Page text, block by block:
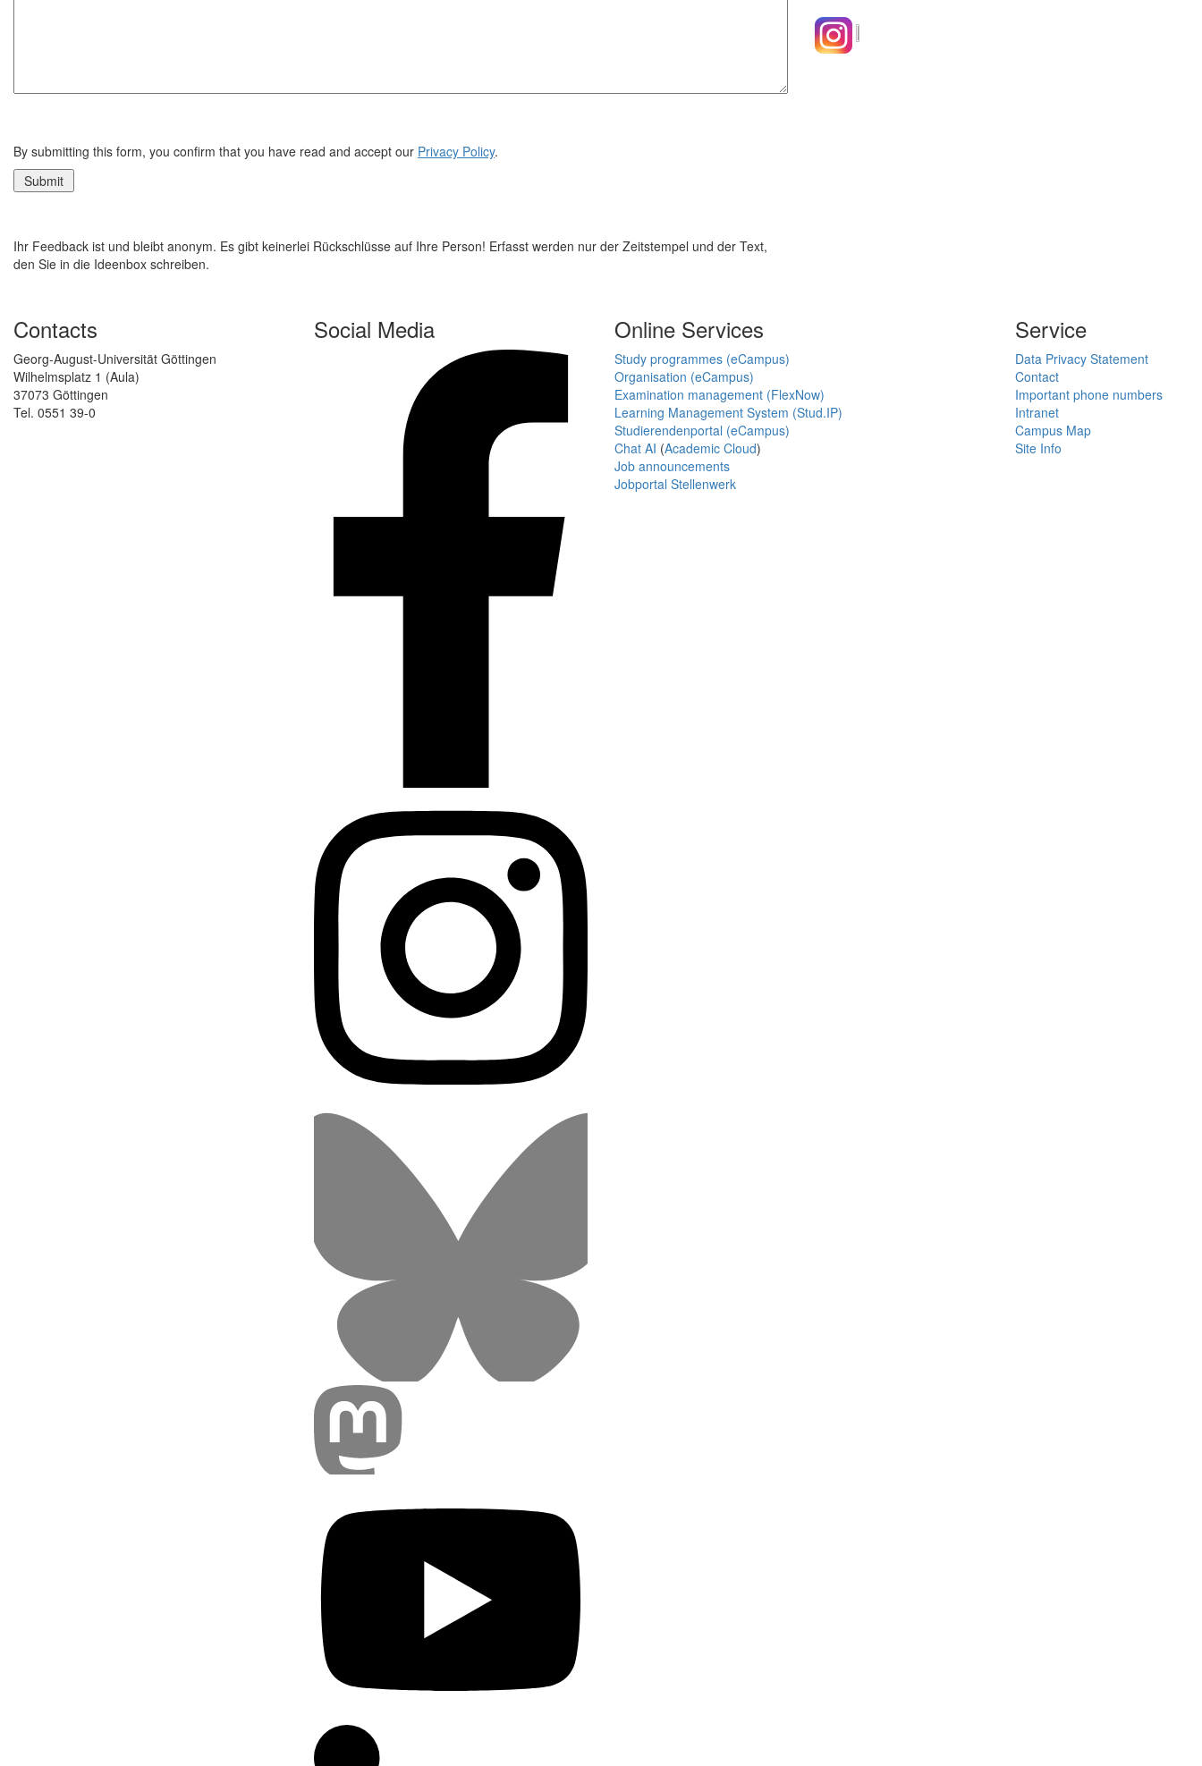
By submitting this form, you confirm that you have read and accept our Privacy Policy.
Ihr Feedback ist und bleibt anonym. Es gibt keinerlei Rückschlüsse auf Ihre Person! Erfasst werden nur der Zeitstempel und der Text,
den Sie in die Ideenbox schreiben.
Contacts
Georg-August-Universität Göttingen
Wilhelmsplatz 1 (Aula)
37073 Göttingen
Tel. 0551 39-0
Social Media Online Services
Study programmes (eCampus)
Organisation (eCampus)
Examination management (FlexNow)
Learning Management System (Stud.IP)
Studierendenportal (eCampus)
Chat AI (Academic Cloud)
Job announcements
Jobportal Stellenwerk
Service
Data Privacy Statement
Contact
Important phone numbers
Intranet
Campus Map
Site Info